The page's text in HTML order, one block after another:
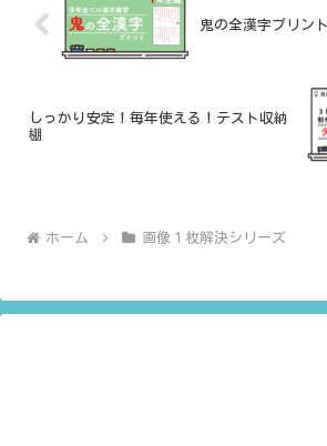
鬼の全漢字プリン
しっかり安定！毎年使える！テスト収納
棚
ホーム 画像１枚解決シリーズ